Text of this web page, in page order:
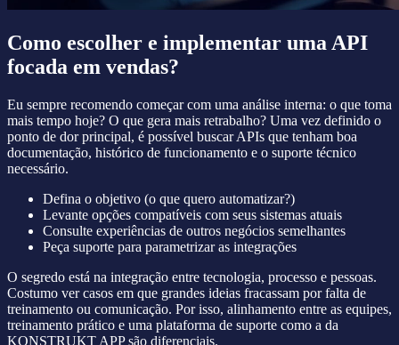
Como escolher e implementar uma API
focada em vendas?
Eu sempre recomendo começar com uma análise interna: o que toma
mais tempo hoje? O que gera mais retrabalho? Uma vez definido o
ponto de dor principal, é possível buscar APIs que tenham boa
documentação, histórico de funcionamento e o suporte técnico
necessário.
Defina o objetivo (o que quero automatizar?)
Levante opções compatíveis com seus sistemas atuais
Consulte experiências de outros negócios semelhantes
Peça suporte para parametrizar as integrações
O segredo está na integração entre tecnologia, processo e pessoas.
Costumo ver casos em que grandes ideias fracassam por falta de
treinamento ou comunicação. Por isso, alinhamento entre as equipes,
treinamento prático e uma plataforma de suporte como a da
KONSTRUKT APP são diferenciais.